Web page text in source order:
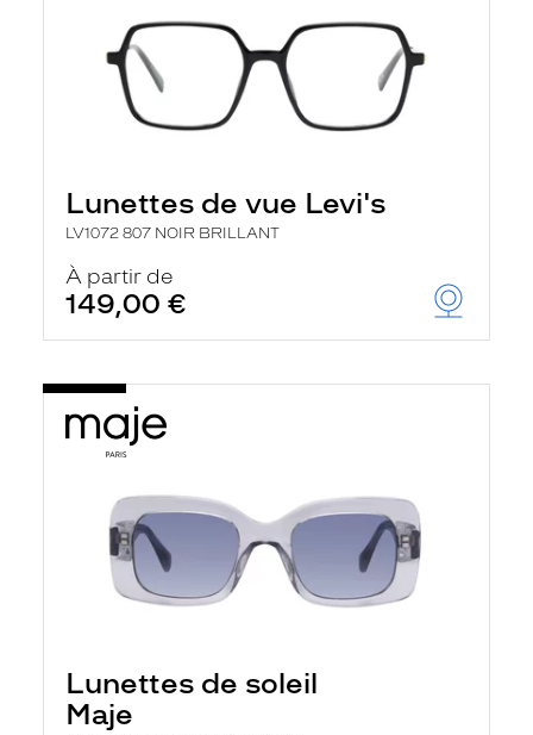
Lunettes de vue Levi's
LV1072 807 NOIR BRILLANT
À partir de
149,00 €
Lunettes de soleil
Maje